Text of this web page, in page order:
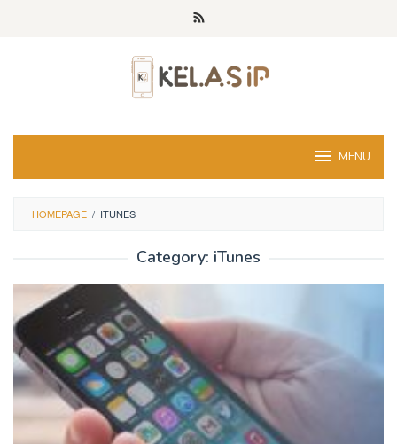
MENU
HOMEPAGE / ITUNES
Category: iTunes